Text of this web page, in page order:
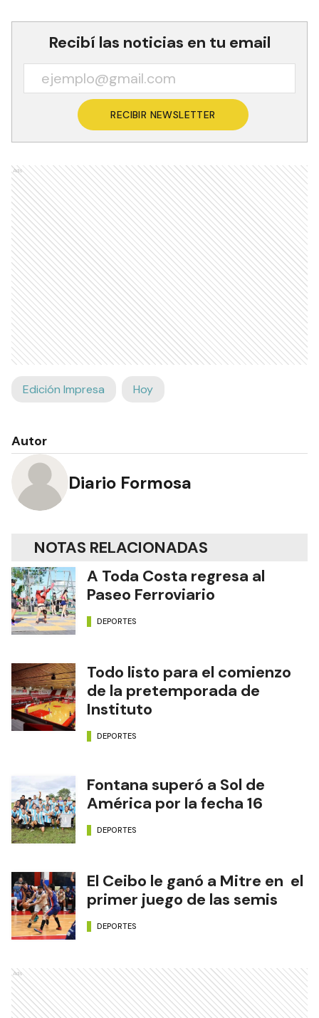
Recibí las noticias en tu email
RECIBIR NEWSLETTER
Ads
Edición Impresa Hoy
Autor
Diario Formosa
NOTAS RELACIONADAS
A Toda Costa regresa al
Paseo Ferroviario
DEPORTES
Todo listo para el comienzo
de la pretemporada de
Instituto
DEPORTES
Fontana superó a Sol de
América por la fecha 16
DEPORTES
El Ceibo le ganó a Mitre en el
primer juego de las semis
DEPORTES
Ads